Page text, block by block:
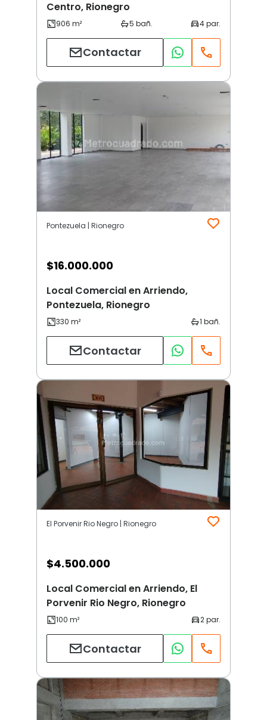
Centro, Rionegro
Contactar
Pontezuela | Rionegro
$16.000.000
Local Comercial en Arriendo,
Pontezuela, Rionegro
Contactar
El Porvenir Rio Negro | Rionegro
$4.500.000
Local Comercial en Arriendo, El
Porvenir Rio Negro, Rionegro
Contactar